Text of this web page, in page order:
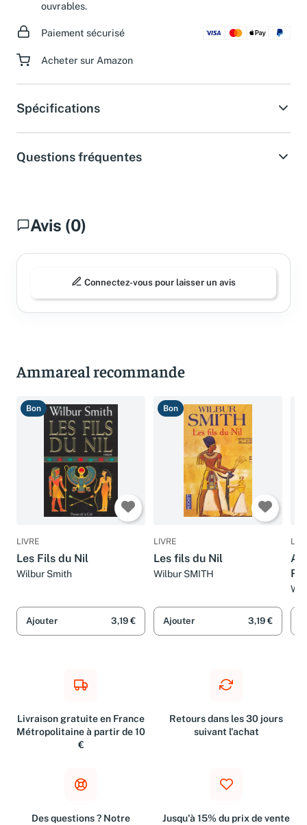
ouvrables.
Paiement sécurisé
Acheter sur Amazon
Spécifications
Questions fréquentes
Avis (0)
Connectez-vous pour laisser un avis
Ammareal recommande
Bon
LIVRE
Les Fils du Nil
Wilbur Smith
Ajouter 3,19 €
Bon
LIVRE
Les fils du Nil
Wilbur SMITH
Ajouter 3,19 €
A
Livraison gratuite en France
Métropolitaine à partir de 10
€
Retours dans les 30 jours
suivant l'achat
Des questions ? Notre
Jusqu'à 15% du prix de vente